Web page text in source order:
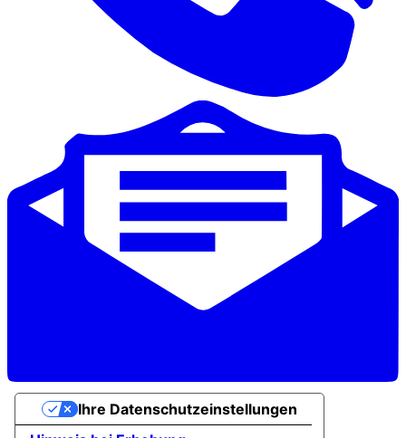
Ihre Datenschutzeinstellungen